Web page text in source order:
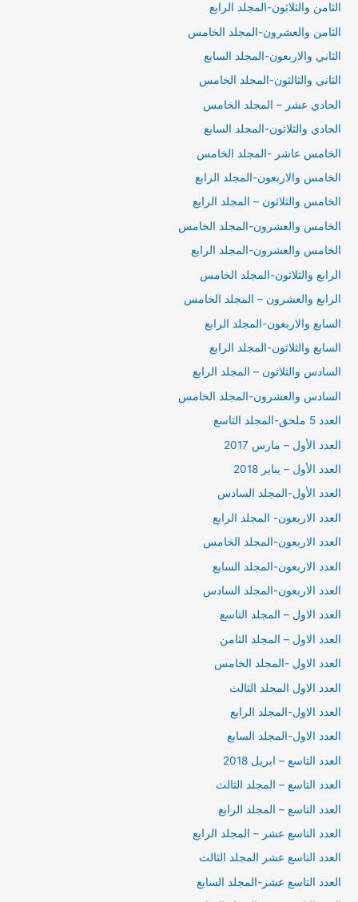
الثامن والثلاثون-المجلد الرابع
الثامن والعشرون-المجلد الخامس
الثاني والاربعون-المجلد السابع
الثاني والثالثون-المجلد الخامس
الحادي عشر – المجلد الخامس
الحادي والثلاثون-المجلد السابع
الخامس عاشر -المجلد الخامس
الخامس والاربعون-المجلد الرابع
الخامس والثلاثون – المجلد الرابع
الخامس والعشرون-المجلد الخامس
الخامس والعشرون-المجلد الرابع
الرابع والثلاثون-المجلد الخامس
الرابع والعشرون – المجلد الخامس
السابع والاربعون-المجلد الرابع
السابع والثلاثون-المجلد الرابع
السادس والثلاثون – المجلد الرابع
السادس والعشرون-المجلد الخامس
العدد 5 ملحق-المجلد التاسع
العدد الأول – مارس 2017
العدد الأول – يناير 2018
العدد الأول-المجلد السادس
العدد الاربعون- المجلد الرابع
العدد الاربعون-المجلد الخامس
العدد الاربعون-المجلد السابع
العدد الاربعون-المجلد السادس
العدد الاول – المجلد التاسع
العدد الاول – المجلد الثامن
العدد الاول -المجلد الخامس
العدد الاول المجلد الثالث
العدد الاول-المجلد الرابع
العدد الاول-المجلد السابع
العدد التاسع – ابريل 2018
العدد التاسع – المجلد الثالث
العدد التاسع – المجلد الرابع
العدد التاسع عشر – المجلد الرابع
العدد التاسع عشر المجلد الثالث
العدد التاسع عشر-المجلد السابع